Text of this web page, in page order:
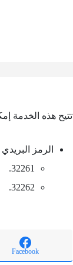
تتيح هذه الخدمة
الرمز
32261.
32262.
Facebook